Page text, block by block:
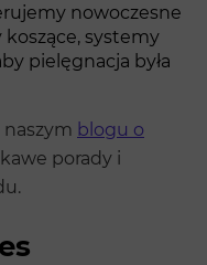
nowoczesne
koszące, systemy
pielęgnacja była
naszym blogu o
porady i